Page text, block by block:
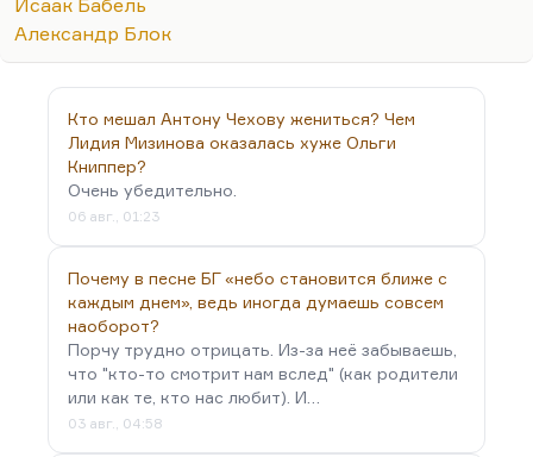
В своё время, например, Петров в книге «Мой
друг Ильф» писал:«У нас не осталось мировоззрения,
нам его заменила ирония». Это так. В этом смысле
представители одного поколения и…
Исаак Бабель
Александр Блок
Кто мешал Антону Чехову жениться? Чем
Лидия Мизинова оказалась хуже Ольги
Книппер?
Очень убедительно.
06 авг., 01:23
Почему в песне БГ «небо становится ближе с
каждым днем», ведь иногда думаешь совсем
наоборот?
Порчу трудно отрицать. Из-за неё забываешь,
что "кто-то смотрит нам вслед" (как родители
или как те, кто нас любит). И…
03 авг., 04:58